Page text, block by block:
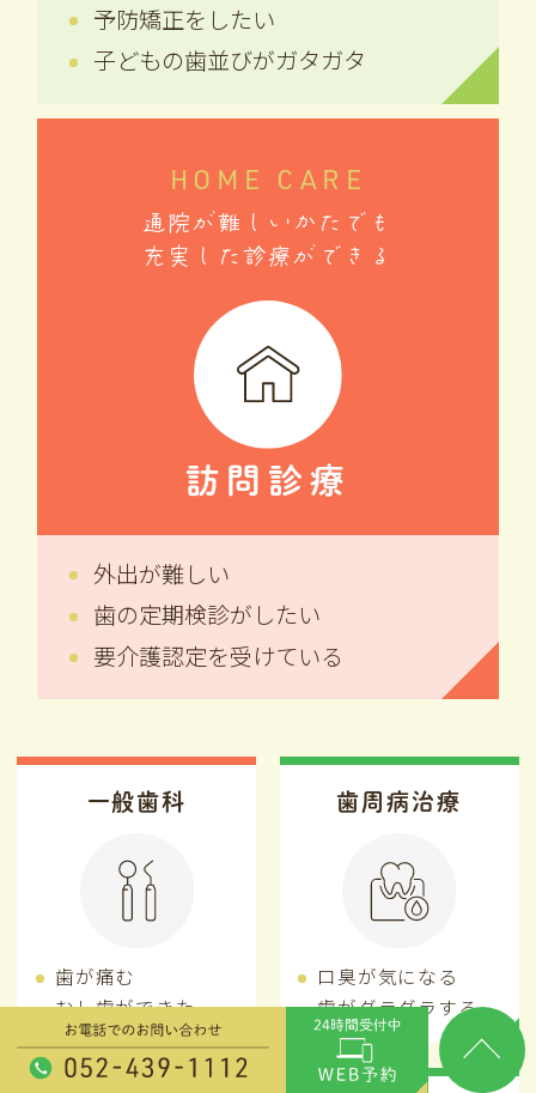
予防矯正をしたい
子どもの歯並びがガタガタ
HOME CARE
通院が難しいかたでも
充実した診療ができる
訪問診療
外出が難しい
歯の定期検診がしたい
要介護認定を受けている
一般歯科
歯が痛む
むし歯ができた
歯周病治療
口臭が気になる
歯がグラグラする